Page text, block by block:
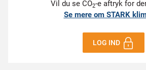
Vil du se CO2-e aftryk for
Se mere om STARK
LOG IND